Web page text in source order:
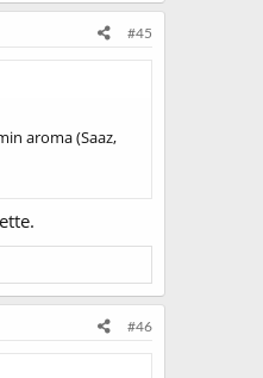
#45
aroma (Saaz,
#46